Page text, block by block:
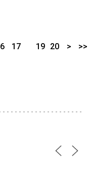
17
19 20 > >>